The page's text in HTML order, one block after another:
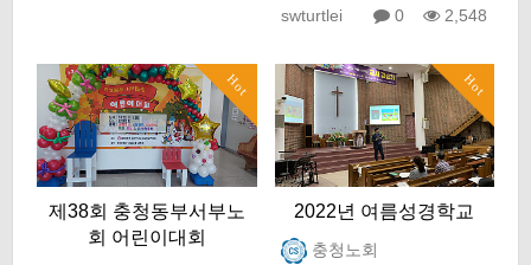
swturtlei 0 2,548
Hot
제38회 충청동부서부노
회 어린이대회
Hot
2022년 여름성경학교
충청노회